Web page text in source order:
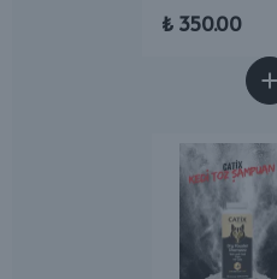
₺ 350.00